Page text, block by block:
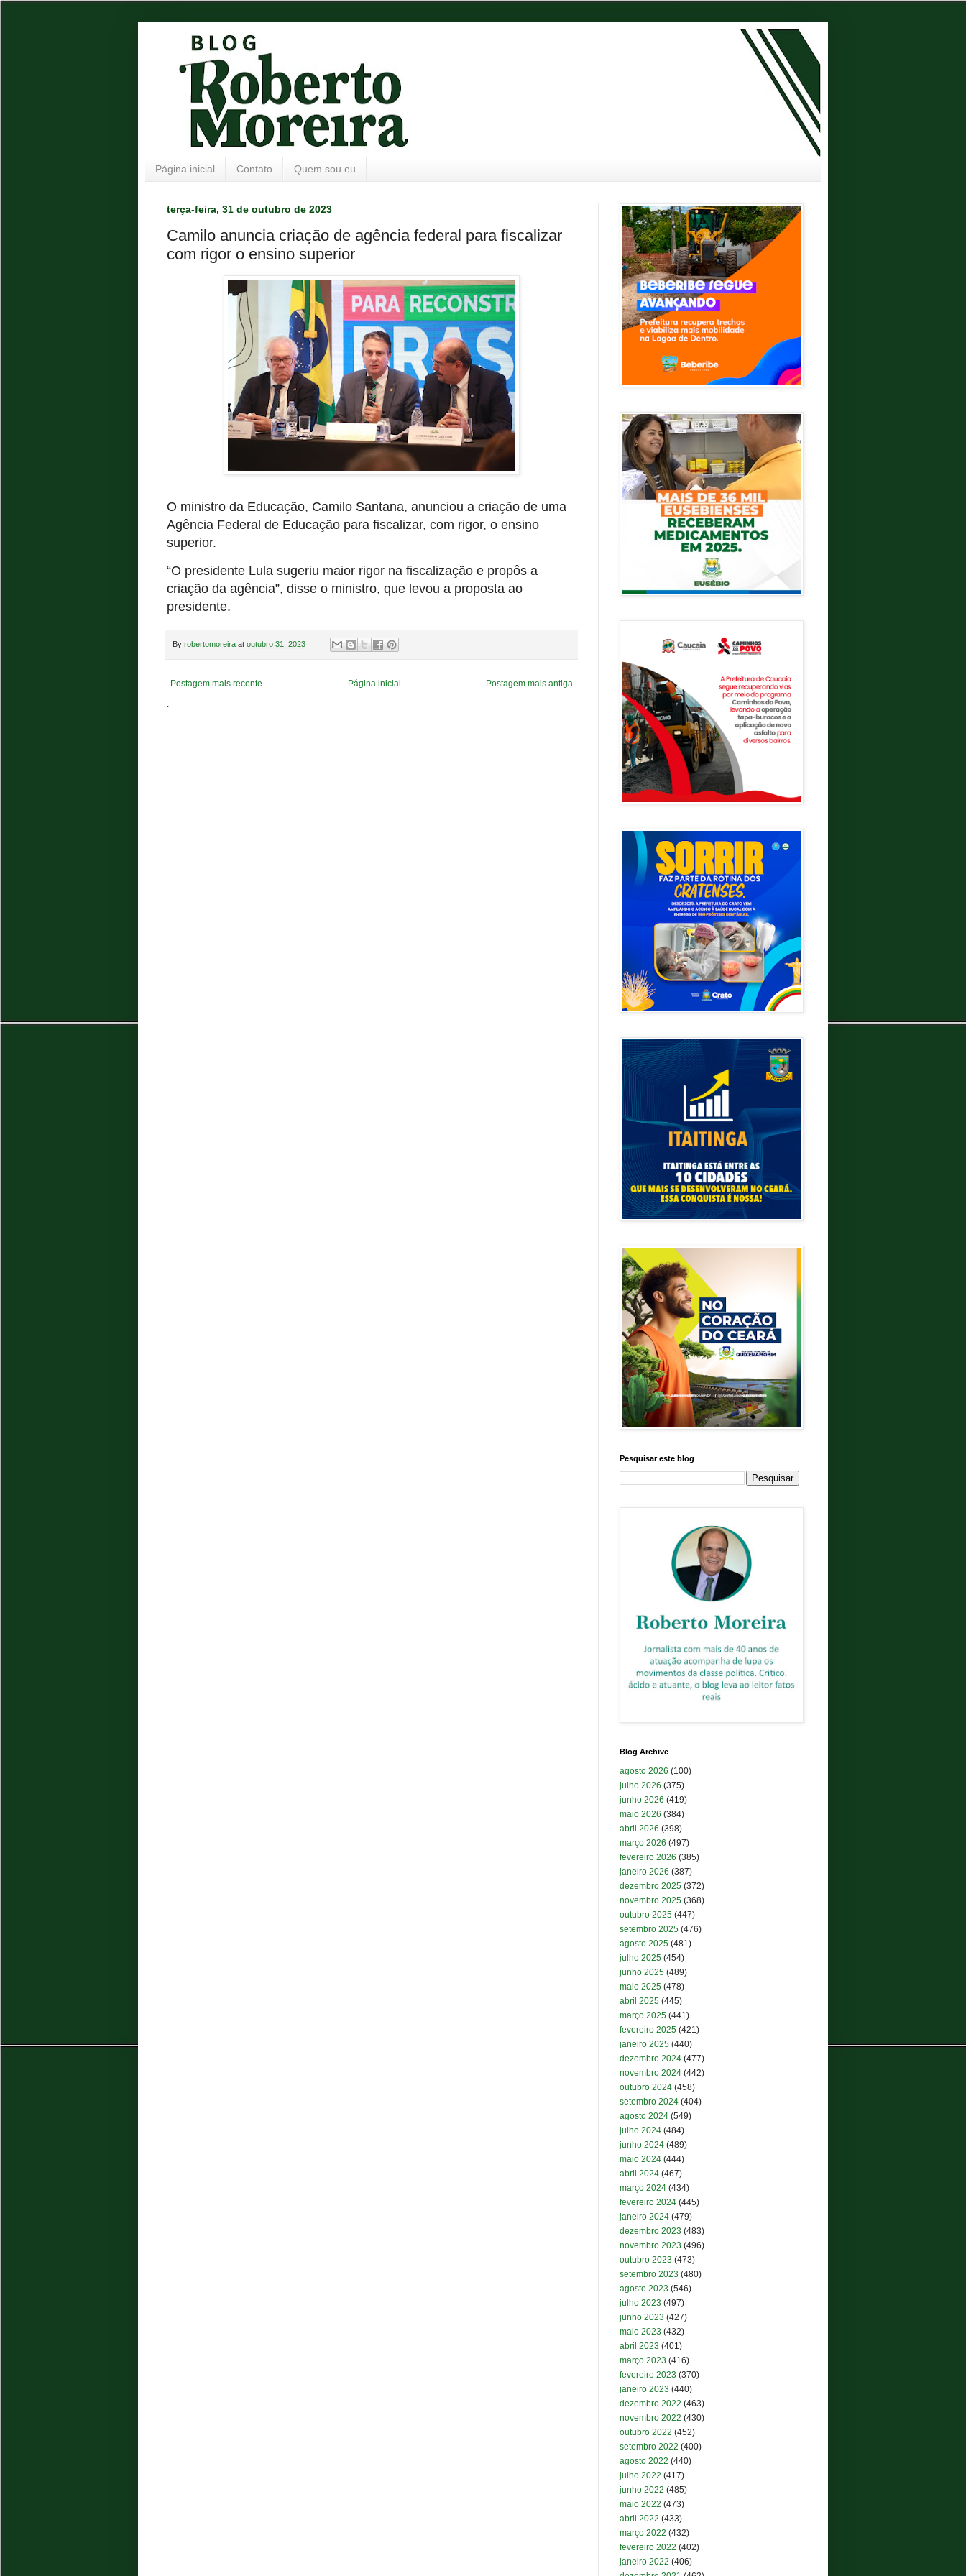
Página inicial Contato Quem sou eu
terça-feira, 31 de outubro de 2023
Camilo anuncia criação de agência federal para fiscalizar
com rigor o ensino superior
O ministro da Educação, Camilo Santana, anunciou a criação de uma
Agência Federal de Educação para fiscalizar, com rigor, o ensino
superior.
“O presidente Lula sugeriu maior rigor na fiscalização e propôs a
criação da agência”, disse o ministro, que levou a proposta ao
presidente.
By robertomoreira at outubro 31, 2023
Postagem mais recente Postagem mais antiga
Página inicial
.
Pesquisar este blog
Blog Archive
agosto 2026 (100)
julho 2026 (375)
junho 2026 (419)
maio 2026 (384)
abril 2026 (398)
março 2026 (497)
fevereiro 2026 (385)
janeiro 2026 (387)
dezembro 2025 (372)
novembro 2025 (368)
outubro 2025 (447)
setembro 2025 (476)
agosto 2025 (481)
julho 2025 (454)
junho 2025 (489)
maio 2025 (478)
abril 2025 (445)
março 2025 (441)
fevereiro 2025 (421)
janeiro 2025 (440)
dezembro 2024 (477)
novembro 2024 (442)
outubro 2024 (458)
setembro 2024 (404)
agosto 2024 (549)
julho 2024 (484)
junho 2024 (489)
maio 2024 (444)
abril 2024 (467)
março 2024 (434)
fevereiro 2024 (445)
janeiro 2024 (479)
dezembro 2023 (483)
novembro 2023 (496)
outubro 2023 (473)
setembro 2023 (480)
agosto 2023 (546)
julho 2023 (497)
junho 2023 (427)
maio 2023 (432)
abril 2023 (401)
março 2023 (416)
fevereiro 2023 (370)
janeiro 2023 (440)
dezembro 2022 (463)
novembro 2022 (430)
outubro 2022 (452)
setembro 2022 (400)
agosto 2022 (440)
julho 2022 (417)
junho 2022 (485)
maio 2022 (473)
abril 2022 (433)
março 2022 (432)
fevereiro 2022 (402)
janeiro 2022 (406)